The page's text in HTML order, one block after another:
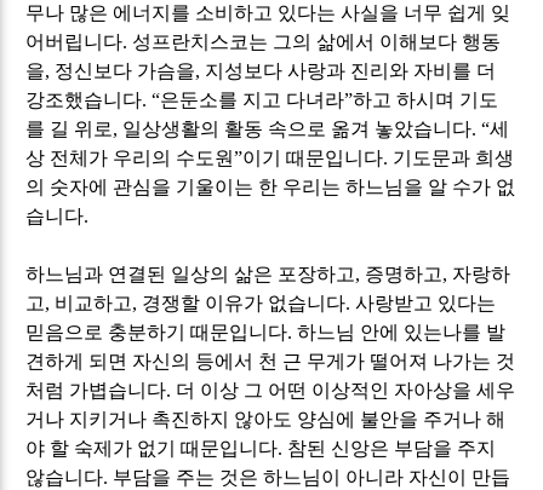
무나 많은 에너지를 소비하고 있다는 사실을 너무 쉽게 잊
어버립니다. 성프란치스코는 그의 삶에서 이해보다 행동
을, 정신보다 가슴을, 지성보다 사랑과 진리와 자비를 더
강조했습니다. “은둔소를 지고 다녀라”하고 하시며 기도
를 길 위로, 일상생활의 활동 속으로 옮겨 놓았습니다. “세
상 전체가 우리의 수도원”이기 때문입니다. 기도문과 희생
의 숫자에 관심을 기울이는 한 우리는 하느님을 알 수가 없
습니다.
하느님과 연결된 일상의 삶은 포장하고, 증명하고, 자랑하
고, 비교하고, 경쟁할 이유가 없습니다.사랑받고 있다는
믿음으로 충분하기 때문입니다.하느님 안에 있는나를 발
견하게 되면 자신의 등에서 천 근 무게가 떨어져 나가는 것
처럼 가볍습니다. 더 이상 그 어떤 이상적인 자아상을 세우
거나 지키거나 촉진하지 않아도 양심에 불안을 주거나 해
야 할 숙제가 없기 때문입니다. 참된 신앙은 부담을 주지
않습니다. 부담을 주는 것은 하느님이 아니라 자신이 만듭